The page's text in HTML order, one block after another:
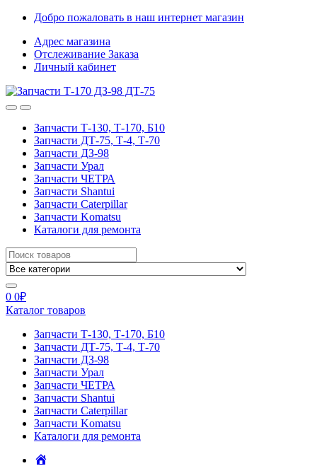
Skip
navigation
Skip
content
Добро пожаловать в наш интернет магазин
Адрес магазина
Отслеживание Заказа
Личный кабинет
Запчасти Т-130, Т-170, Б10
Запчасти ДТ-75, Т-4, Т-70
Запчасти ДЗ-98
Запчасти Урал
Запчасти ЧЕТРА
Запчасти Shantui
Запчасти Caterpillar
Запчасти Komatsu
Каталоги для ремонта
Search
for:
0 0₽
Каталог товаров
Запчасти Т-130, Т-170, Б10
Запчасти ДТ-75, Т-4, Т-70
Запчасти ДЗ-98
Запчасти Урал
Запчасти ЧЕТРА
Запчасти Shantui
Запчасти Caterpillar
Запчасти Komatsu
Каталоги для ремонта